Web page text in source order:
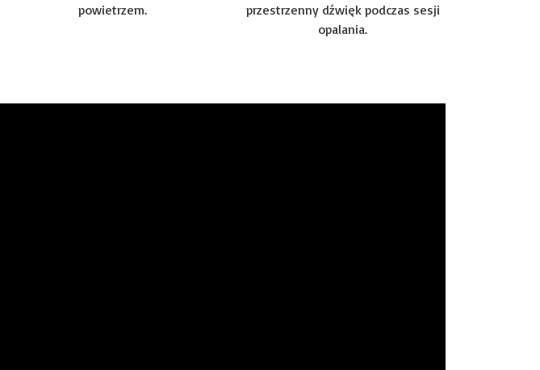
powietrzem.
przestrzenny dźwięk podczas sesji
opalania.